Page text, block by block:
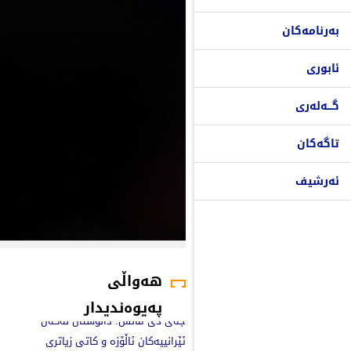
بەرنامەکان
ئابوری
گـــەلەری
تاگەکان
ئەرشیف
هەواڵی
پەیوەندیدار
جەی دی ڤانس: دانوستان لەگەڵ
ئێرانییەکان ئاڵۆزە و کاتی زیاتری